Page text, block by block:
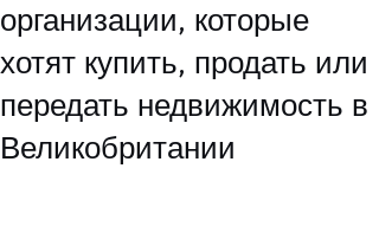
организации, которые
хотят купить, продать или
передать недвижимость в
Великобритании